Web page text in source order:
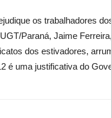
os trabalhadores
Paraná, Jaime
dos estivadores,
é uma justificativa do